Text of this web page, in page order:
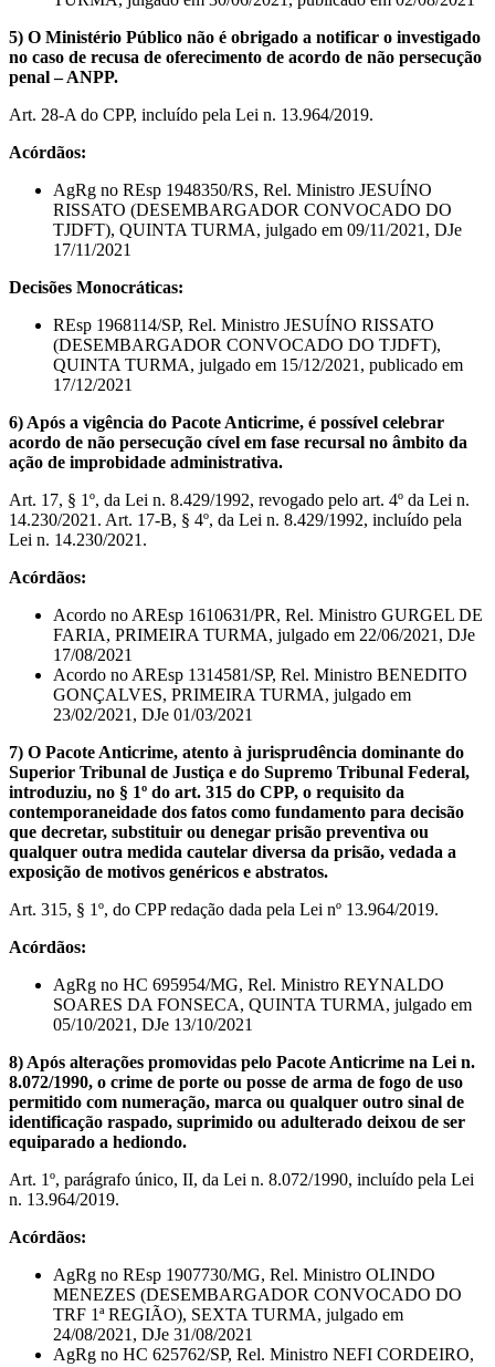
5) O Ministério Público não é obrigado a notificar o investigado
no caso de recusa de oferecimento de acordo de não persecução
penal – ANPP.
Art. 28-A do CPP, incluído pela Lei n. 13.964/2019.
Acórdãos:
AgRg no REsp 1948350/RS, Rel. Ministro JESUÍNO
RISSATO (DESEMBARGADOR CONVOCADO DO
TJDFT), QUINTA TURMA, julgado em 09/11/2021, DJe
17/11/2021
Decisões Monocráticas:
REsp 1968114/SP, Rel. Ministro JESUÍNO RISSATO
(DESEMBARGADOR CONVOCADO DO TJDFT),
QUINTA TURMA, julgado em 15/12/2021, publicado em
17/12/2021
6) Após a vigência do Pacote Anticrime, é possível celebrar
acordo de não persecução cível em fase recursal no âmbito da
ação de improbidade administrativa.
Art. 17, § 1º, da Lei n. 8.429/1992, revogado pelo art. 4º da Lei n.
14.230/2021. Art. 17-B, § 4º, da Lei n. 8.429/1992, incluído pela
Lei n. 14.230/2021.
Acórdãos:
Acordo no AREsp 1610631/PR, Rel. Ministro GURGEL DE
FARIA, PRIMEIRA TURMA, julgado em 22/06/2021, DJe
17/08/2021
Acordo no AREsp 1314581/SP, Rel. Ministro BENEDITO
GONÇALVES, PRIMEIRA TURMA, julgado em
23/02/2021, DJe 01/03/2021
7) O Pacote Anticrime, atento à jurisprudência dominante do
Superior Tribunal de Justiça e do Supremo Tribunal Federal,
introduziu, no § 1º do art. 315 do CPP, o requisito da
contemporaneidade dos fatos como fundamento para decisão
que decretar, substituir ou denegar prisão preventiva ou
qualquer outra medida cautelar diversa da prisão, vedada a
exposição de motivos genéricos e abstratos.
Art. 315, § 1º, do CPP redação dada pela Lei nº 13.964/2019.
Acórdãos:
AgRg no HC 695954/MG, Rel. Ministro REYNALDO
SOARES DA FONSECA, QUINTA TURMA, julgado em
05/10/2021, DJe 13/10/2021
8) Após alterações promovidas pelo Pacote Anticrime na Lei n.
8.072/1990, o crime de porte ou posse de arma de fogo de uso
permitido com numeração, marca ou qualquer outro sinal de
identificação raspado, suprimido ou adulterado deixou de ser
equiparado a hediondo.
Art. 1º, parágrafo único, II, da Lei n. 8.072/1990, incluído pela Lei
n. 13.964/2019.
Acórdãos:
AgRg no REsp 1907730/MG, Rel. Ministro OLINDO
MENEZES (DESEMBARGADOR CONVOCADO DO
TRF 1ª REGIÃO), SEXTA TURMA, julgado em
24/08/2021, DJe 31/08/2021
AgRg no HC 625762/SP, Rel. Ministro NEFI CORDEIRO,